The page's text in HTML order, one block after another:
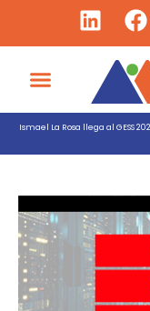
Ismael La Rosa llega al GESS